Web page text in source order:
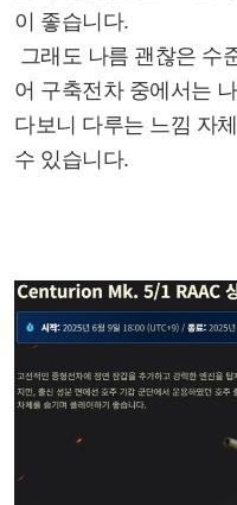
이 좋습니다.
그래도 나름 괜찮은 수
어 구축전차 중에서는
다보니 다루는 느낌 자
수 있습니다.